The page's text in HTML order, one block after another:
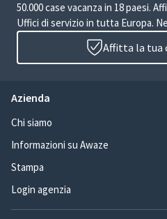
50.000 case vacanza in 18 paesi.
Uffici di servizio in tutta Europa.
Affitta la tua
Azienda
Chi siamo
Informazioni su Awaze
Stampa
Login agenzia